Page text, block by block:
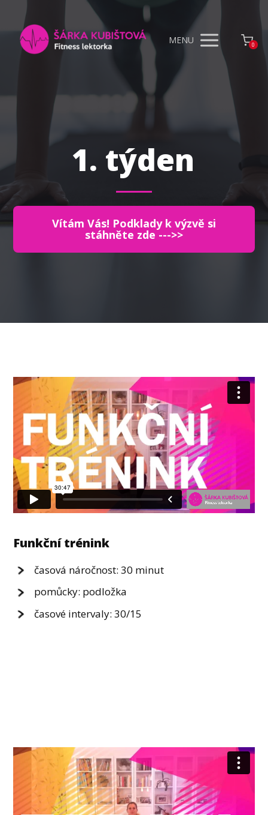
MENU 0
1. týden
Vítám Vás! Podklady k výzvě si
stáhněte zde --->>
Funkční trénink
časová náročnost: 30 minut
pomůcky: podložka
časové intervaly: 30/15